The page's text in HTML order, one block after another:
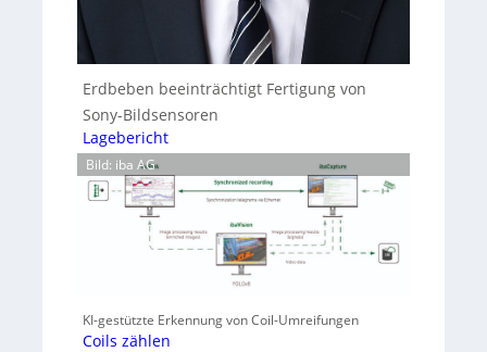
Erdbeben beeinträchtigt Fertigung von
Sony-Bildsensoren
Lagebericht
Bild: iba AG
KI-gestützte Erkennung von Coil-Umreifungen
Coils zählen